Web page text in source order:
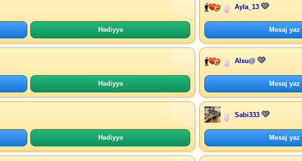
Hədiyyə
Ayla_13
Mesaj yaz
Hədiyyə
Alsu@
Mesaj yaz
Hədiyyə
Sabi333
Mesaj yaz